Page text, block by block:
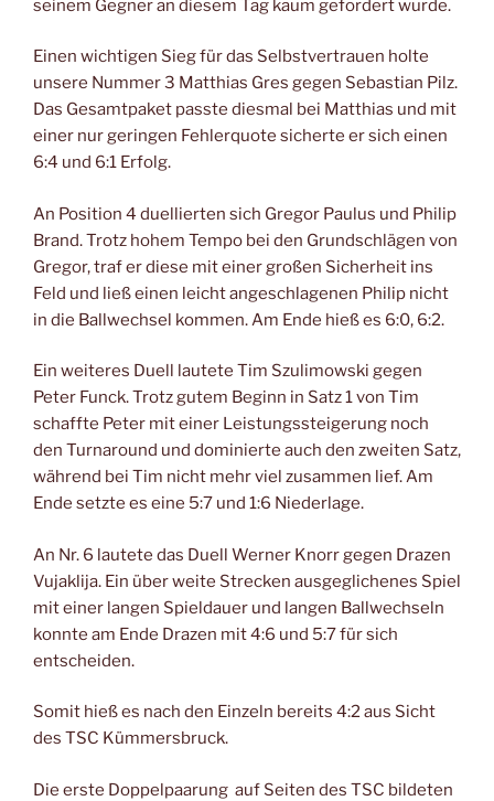
seinem Gegner an diesem Tag kaum gefordert wurde.
Einen wichtigen Sieg für das Selbstvertrauen holte
unsere Nummer 3 Matthias Gres gegen Sebastian Pilz.
Das Gesamtpaket passte diesmal bei Matthias und mit
einer nur geringen Fehlerquote sicherte er sich einen
6:4 und 6:1 Erfolg.
An Position 4 duellierten sich Gregor Paulus und Philip
Brand. Trotz hohem Tempo bei den Grundschlägen von
Gregor, traf er diese mit einer großen Sicherheit ins
Feld und ließ einen leicht angeschlagenen Philip nicht
in die Ballwechsel kommen. Am Ende hieß es 6:0, 6:2.
Ein weiteres Duell lautete Tim Szulimowski gegen
Peter Funck. Trotz gutem Beginn in Satz 1 von Tim
schaffte Peter mit einer Leistungssteigerung noch
den Turnaround und dominierte auch den zweiten Satz,
während bei Tim nicht mehr viel zusammen lief. Am
Ende setzte es eine 5:7 und 1:6 Niederlage.
An Nr. 6 lautete das Duell Werner Knorr gegen Drazen
Vujaklija. Ein über weite Strecken ausgeglichenes Spiel
mit einer langen Spieldauer und langen Ballwechseln
konnte am Ende Drazen mit 4:6 und 5:7 für sich
entscheiden.
Somit hieß es nach den Einzeln bereits 4:2 aus Sicht
des TSC Kümmersbruck.
Die erste Doppelpaarung auf Seiten des TSC bildeten